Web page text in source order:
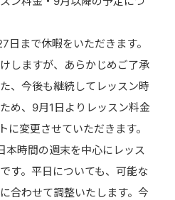
日まで休暇をいただきます。
しますが、あらかじめご了承
、今後も継続してレッスン時
め、9月1日よりレッスン料金
に変更させていただきます。
本時間の週末を中心にレッス
す。平日についても、可能な
合わせて調整いたします。今